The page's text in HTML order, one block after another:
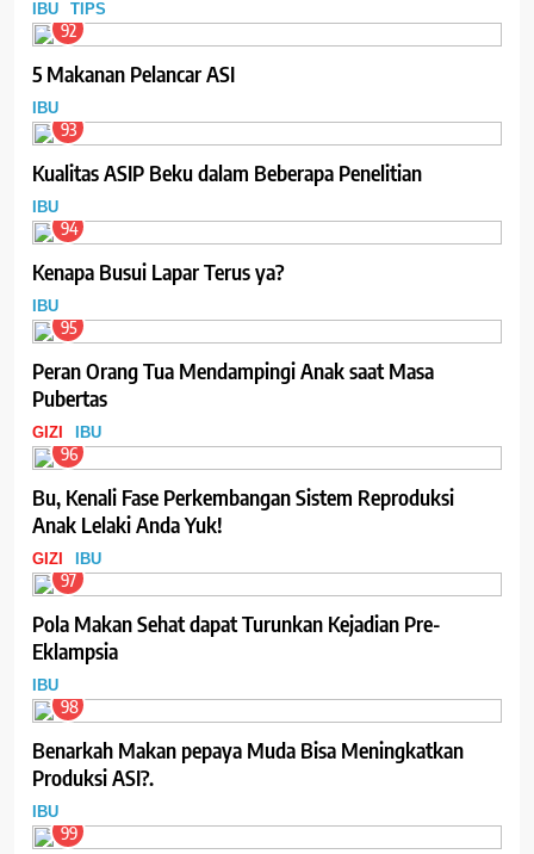
IBU TIPS
92
5 Makanan Pelancar ASI
IBU
93
Kualitas ASIP Beku dalam Beberapa Penelitian
IBU
94
Kenapa Busui Lapar Terus ya?
IBU
95
Peran Orang Tua Mendampingi Anak saat Masa
Pubertas
GIZI IBU
96
Bu, Kenali Fase Perkembangan Sistem Reproduksi
Anak Lelaki Anda Yuk!
GIZI IBU
97
Pola Makan Sehat dapat Turunkan Kejadian Pre-
Eklampsia
IBU
98
Benarkah Makan pepaya Muda Bisa Meningkatkan
Produksi ASI?.
IBU
99